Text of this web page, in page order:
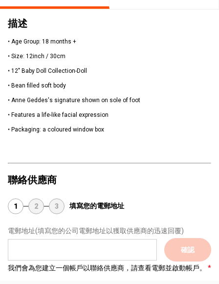
描述
• Age Group: 18 months +
• Size: 12inch / 30cm
• 12" Baby Doll Collection-Doll
• Bean filled soft body
• Anne Geddes's signature shown on sole of foot
• Features a life-like facial expression
• Packaging: a coloured window box
聯絡供應商
1 2 3 填寫您的電郵地址
電郵地址(填寫您的公司電郵地址以獲取供應商的迅速回覆)
確認
我們會為您建立一個帳戶以聯絡供應商，請查看電郵並啟動帳戶。